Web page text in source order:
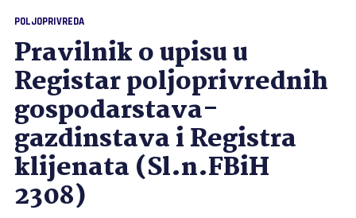
POLJOPRIVREDA
Pravilnik o upisu u
Registar poljoprivrednih
gospodarstava-
gazdinstava i Registra
klijenata (Sl.n.FBiH
2308)